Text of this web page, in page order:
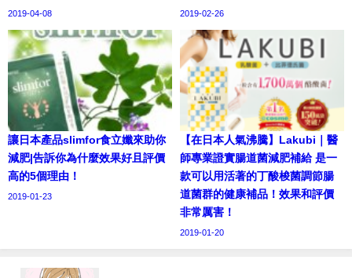
2019-04-08 2019-02-26
讓日本產品slimfor食立孅來助你
減肥|告訴你為什麼效果好且評價
高的5個理由！
2019-01-23
【在日本人氣沸騰】Lakubi｜醫
師專業證實腸道菌減肥補給 是一
款可以用活著的丁酸梭菌調節腸
道菌群的健康補品！效果和評價
非常厲害！
2019-01-20